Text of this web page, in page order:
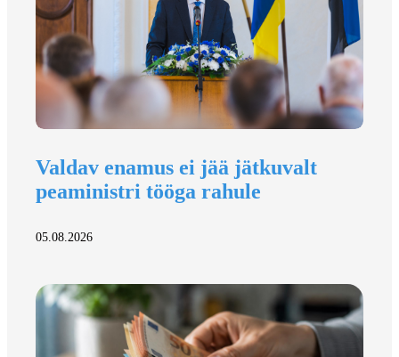
Valdav enamus ei jää jätkuvalt
peaministri tööga rahule
05.08.2026